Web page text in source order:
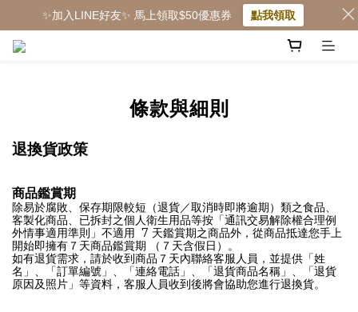
條款與細則
退換貨政策
商品鑑賞期
除易於腐敗、保存期限較短（退貨／取消時即將逾期）類之食品、
客製化商品、已拆封之個人衛生用品等按「通訊交易解除權合理例
外情事適用準則」不適用 7 天鑑賞期之商品外，從商品抵達您手上
開始即擁有７天商品鑑賞期 （７天含假日）。
如有退貨需求，請於收到商品７天內聯絡客服人員，並提供「姓
名」、「訂單編號」、「連絡電話」、「退貨商品名稱」、「退貨
原因及照片」等資料，客服人員收到後將會協助您進行退換貨。
✨加入LINE好友✨ 馬上領取$50優惠券 點我領取